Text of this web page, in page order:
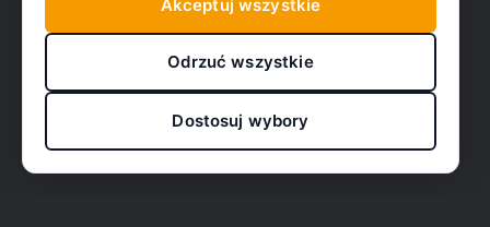
Akceptuj wszystkie
Odrzuć wszystkie
Dostosuj wybory